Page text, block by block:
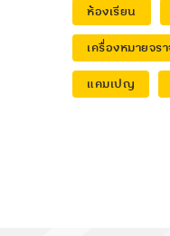
ห้องเรียน
เครื่องหมายจร
แคมเปญ